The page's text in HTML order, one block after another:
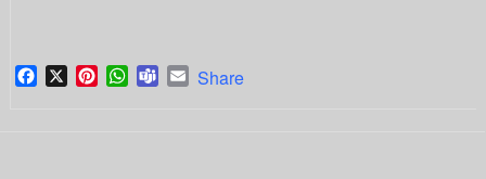
Facebook
X PinterestWhatsApp
TeamsEmail
Share